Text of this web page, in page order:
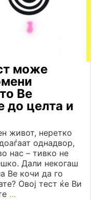
може
Ве
до целта и
живот, неретко
однадвор,
нас – тивко не
Дали некогаш
Ве кочи да го
Овој тест ќе Ви
…